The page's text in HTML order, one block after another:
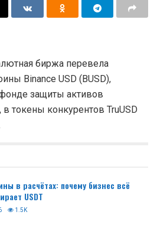
биржа перевела
Binance USD (BUSD),
защиты активов
в токены конкурентов TruUSD
в расчётах: почему бизнес всё
USDT
1.5K